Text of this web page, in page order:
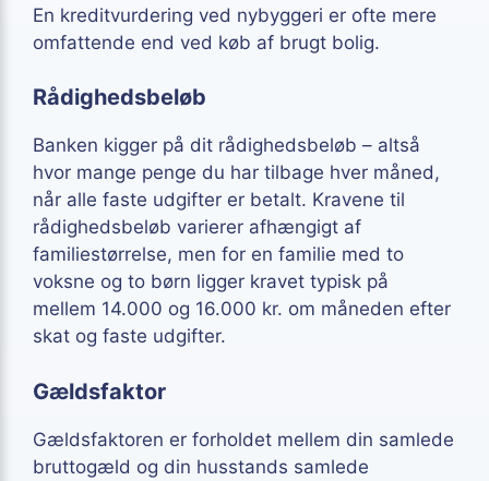
En kreditvurdering ved nybyggeri er ofte mere
omfattende end ved køb af brugt bolig.
Rådighedsbeløb
Banken kigger på dit rådighedsbeløb – altså
hvor mange penge du har tilbage hver måned,
når alle faste udgifter er betalt. Kravene til
rådighedsbeløb varierer afhængigt af
familiestørrelse, men for en familie med to
voksne og to børn ligger kravet typisk på
mellem 14.000 og 16.000 kr. om måneden efter
skat og faste udgifter.
Gældsfaktor
Gældsfaktoren er forholdet mellem din samlede
bruttogæld og din husstands samlede